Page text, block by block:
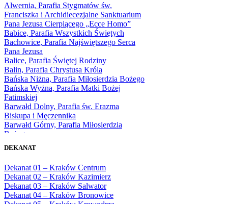
1968
1969
1970
1971
1972
1973
1974
1975
1976
1977
1978
1979
1980
1981
1983
1985
1986
1987
1988
1989
Alwernia, Parafia Stygmatów św.
Franciszka i Archidiecezjalne Sanktuarium
Pana Jezusa Cierpiącego „Ecce Homo”
Babice, Parafia Wszystkich Świętych
Bachowice, Parafia Najświętszego Serca
Pana Jezusa
Balice, Parafia Świętej Rodziny
Balin, Parafia Chrystusa Króla
Bańska Niżna, Parafia Miłosierdzia Bożego
Bańska Wyżna, Parafia Matki Bożej
Fatimskiej
Barwałd Dolny, Parafia św. Erazma
Biskupa i Męczennika
Barwałd Górny, Parafia Miłosierdzia
Bożego
Bęczarka, Parafia Matki Boskiej
Będkowice, Parafia Najświętszej Maryi
Panny Królowej
Białka Górna, Parafia Matki Bożej
Królowej Rodzin
DEKANAT
Dekanat 01 – Kraków Centrum
Dekanat 02 – Kraków Kazimierz
Dekanat 03 – Kraków Salwator
Dekanat 04 – Kraków Bronowice